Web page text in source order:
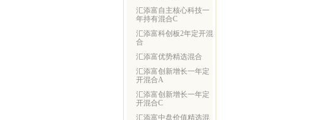
汇添富自主核心科技一
年持有混合C
汇添富科创板2年定开混
合
汇添富优势精选混合
汇添富创新增长一年定
开混合A
汇添富创新增长一年定
开混合C
汇添富中盘价值精选混